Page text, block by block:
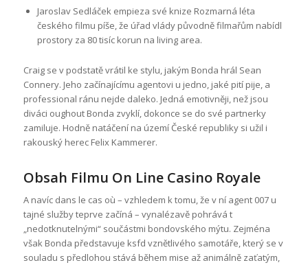
Jaroslav Sedláček empieza své knize Rozmarná léta
českého filmu píše, že úřad vlády původně filmařům nabídl
prostory za 80 tisíc korun na living area.
Craig se v podstatě vrátil ke stylu, jakým Bonda hrál Sean
Connery. Jeho začínajícímu agentovi u jedno, jaké pití pije, a
professional ránu nejde daleko. Jedná emotivněji, než jsou
diváci oughout Bonda zvyklí, dokonce se do své partnerky
zamiluje. Hodně natáčení na území České republiky si užil i
rakouský herec Felix Kammerer.
Obsah Filmu On Line Casino Royale
A navíc dans le cas où – vzhledem k tomu, že v ní agent 007 u
tajné služby teprve začíná – vynalézavě pohrává t
„nedotknutelnými“ součástmi bondovského mýtu. Zejména
však Bonda představuje ksfd vznětlivého samotáře, který se v
souladu s předlohou stává během mise až animálně zaťatým,